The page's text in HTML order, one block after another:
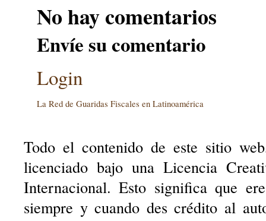
No hay comentarios
Envíe su comentario
Login
La Red de Guaridas Fiscales en Latinoamérica
Todo el contenido de este sitio
licenciado bajo una Licencia
Internacional. Esto significa que
siempre y cuando des crédito al